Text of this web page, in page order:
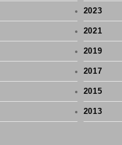
2023
2021
2019
2017
2015
2013